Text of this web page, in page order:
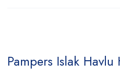
Pampers Islak